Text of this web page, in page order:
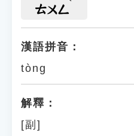
ㄊㄨㄥ
漢語拼音：
tòng
解釋：
[副]